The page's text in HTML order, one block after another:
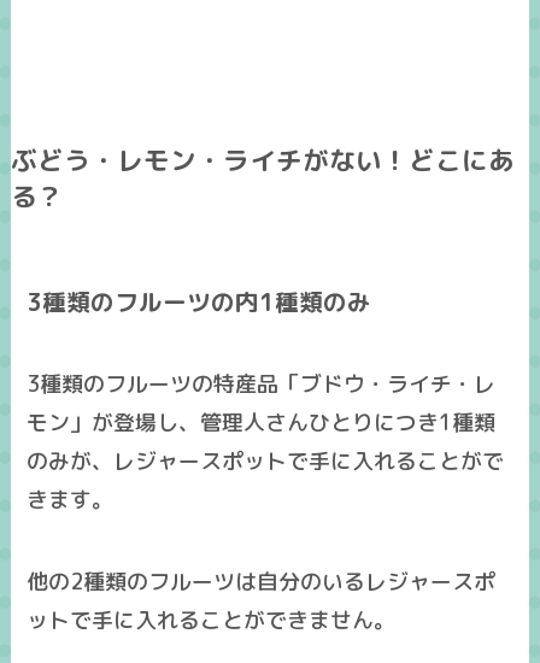
ぶどう・レモン・ライチがない！どこにあ
る？
3種類のフルーツの内1種類のみ
3種類のフルーツの特産品「ブドウ・ライチ・レ
モン」が登場し、管理人さんひとりにつき1種類
のみが、レジャースポットで手に入れることがで
きます。
他の2種類のフルーツは自分のいるレジャースポ
ットで手に入れることができません。